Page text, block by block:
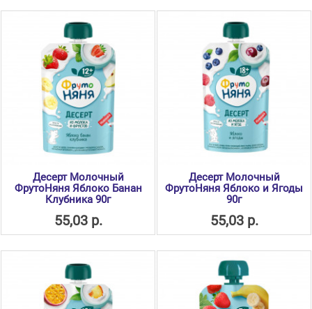
Десерт Молочный
ФрутоНяня Яблоко Банан
Клубника 90г
55,03 р.
Десерт Молочный
ФрутоНяня Яблоко и Ягоды
90г
55,03 р.